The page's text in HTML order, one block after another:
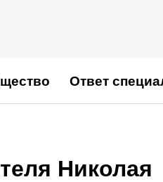
Ответ
Николая